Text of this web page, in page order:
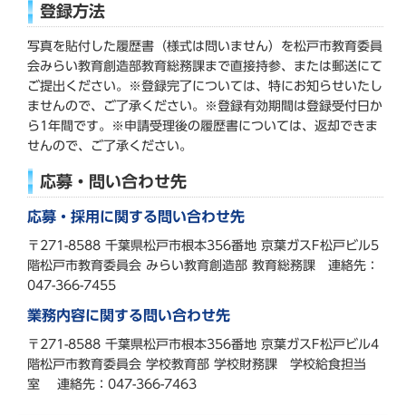
登録方法
写真を貼付した履歴書（様式は問いません）を松戸市教育委員
会みらい教育創造部教育総務課まで直接持参、または郵送にて
ご提出ください。※登録完了については、特にお知らせいたし
ませんので、ご了承ください。※登録有効期間は登録受付日か
ら1年間です。※申請受理後の履歴書については、返却できま
せんので、ご了承ください。
応募・問い合わせ先
応募・採用に関する問い合わせ先
〒271-8588 千葉県松戸市根本356番地 京葉ガスF松戸ビル5
階松戸市教育委員会 みらい教育創造部 教育総務課 連絡先：
047-366-7455
業務内容に関する問い合わせ先
〒271-8588 千葉県松戸市根本356番地 京葉ガスF松戸ビル4
階松戸市教育委員会 学校教育部 学校財務課 学校給食担当
室 連絡先：047-366-7463